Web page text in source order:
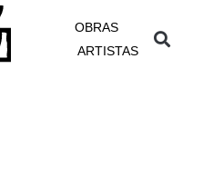
OBRAS
ARTISTAS